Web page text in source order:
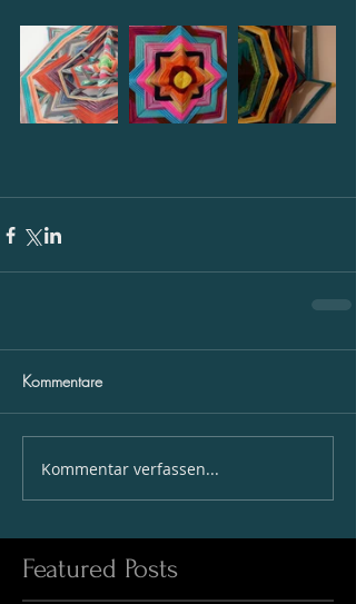
Kommentare
Kommentar verfassen...
Featured Posts